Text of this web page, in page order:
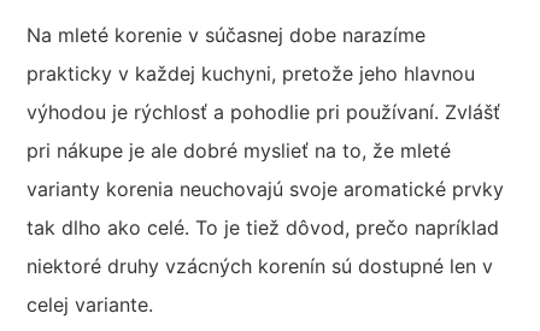
Na mleté korenie v súčasnej dobe narazíme
prakticky v každej kuchyni, pretože jeho hlavnou
výhodou je rýchlosť a pohodlie pri používaní. Zvlášť
pri nákupe je ale dobré myslieť na to, že mleté
varianty korenia neuchovajú svoje aromatické prvky
tak dlho ako celé. To je tiež dôvod, prečo napríklad
niektoré druhy vzácných korenín sú dostupné len v
celej variante.